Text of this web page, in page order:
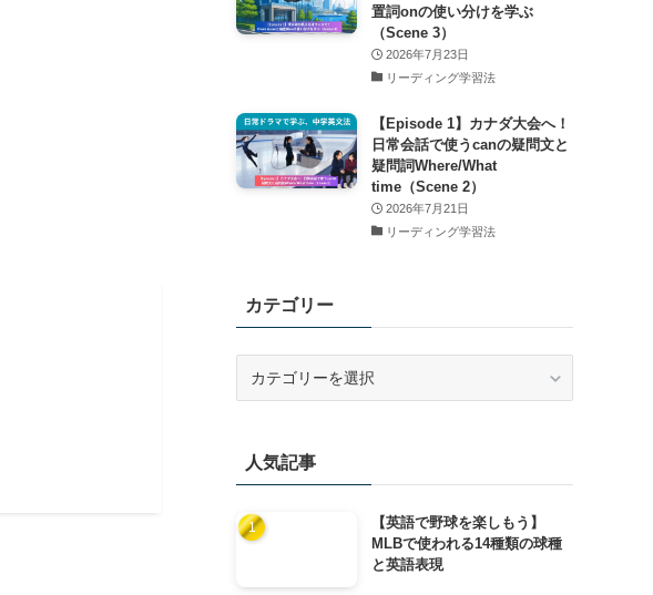
置詞onの使い分けを学ぶ
（Scene 3）
2026年7月23日
リーディング学習法
【Episode 1】カナダ大会へ！
日常会話で使うcanの疑問文と
疑問詞Where/What
time（Scene 2）
2026年7月21日
リーディング学習法
カテゴリー
ー人気記事
【英語で野球を楽しもう】
MLBで使われる14種類の球種
と英語表現